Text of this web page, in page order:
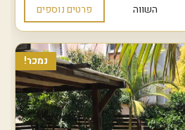
השווה פרטים נוספים
נמכר!